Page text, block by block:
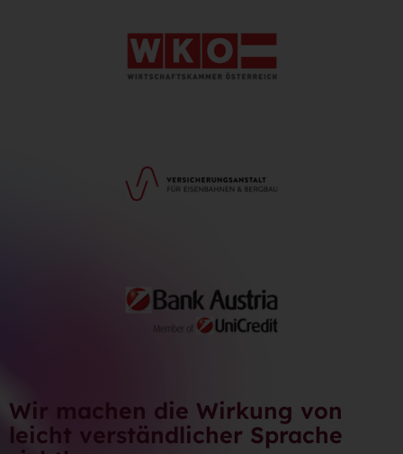
Wir machen die Wirkung von
leicht verständlicher Sprache